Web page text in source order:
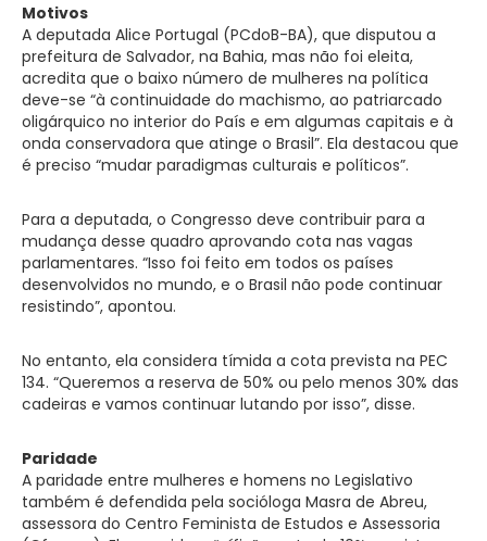
Motivos
A deputada Alice Portugal (PCdoB-BA), que disputou a
prefeitura de Salvador, na Bahia, mas não foi eleita,
acredita que o baixo número de mulheres na política
deve-se “à continuidade do machismo, ao patriarcado
oligárquico no interior do País e em algumas capitais e à
onda conservadora que atinge o Brasil”. Ela destacou que
é preciso “mudar paradigmas culturais e políticos”.
Para a deputada, o Congresso deve contribuir para a
mudança desse quadro aprovando cota nas vagas
parlamentares. “Isso foi feito em todos os países
desenvolvidos no mundo, e o Brasil não pode continuar
resistindo”, apontou.
No entanto, ela considera tímida a cota prevista na PEC
134. “Queremos a reserva de 50% ou pelo menos 30% das
cadeiras e vamos continuar lutando por isso”, disse.
Paridade
A paridade entre mulheres e homens no Legislativo
também é defendida pela socióloga Masra de Abreu,
assessora do Centro Feminista de Estudos e Assessoria